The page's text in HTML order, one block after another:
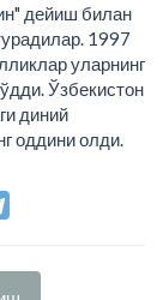
дейиш билан
1997
уларнинг
Ўзбекистон
диний
оддини олди.